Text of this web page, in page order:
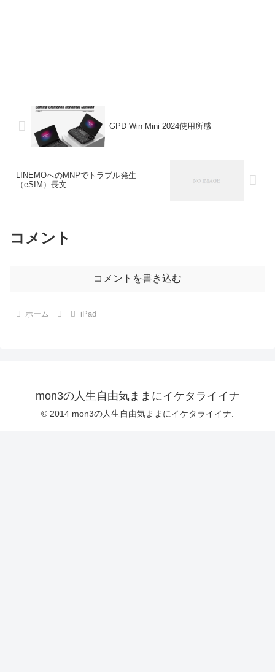
GPD Win Mini 2024使用所感
LINEMOへのMNPでトラブル発生
（eSIM）長文
コメント
コメントを書き込む
ホーム iPad
mon3の人生自由気ままにイケタライイナ
© 2014 mon3の人生自由気ままにイケタライイナ.